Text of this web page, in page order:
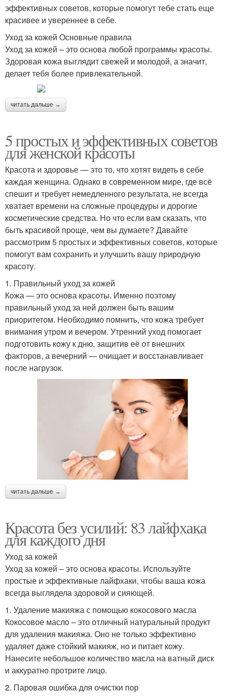
эффективных советов, которые помогут тебе стать еще
красивее и увереннее в себе.
Уход за кожей Основные правила
Уход за кожей – это основа любой программы красоты.
Здоровая кожа выглядит свежей и молодой, а значит,
делает тебя более привлекательной.
читать дальше →
5 простых и эффективных советов
для женской красоты
Красота и здоровье — это то, что хотят видеть в себе
каждая женщина. Однако в современном мире, где всё
спешит и требует немедленного результата, не всегда
хватает времени на сложные процедуры и дорогие
косметические средства. Но что если вам сказать, что
быть красивой проще, чем вы думаете? Давайте
рассмотрим 5 простых и эффективных советов, которые
помогут вам сохранить и улучшить вашу природную
красоту.
1. Правильный уход за кожей
Кожа — это основа красоты. Именно поэтому
правильный уход за ней должен быть вашим
приоритетом. Необходимо помнить, что кожа требует
внимания утром и вечером. Утренний уход помогает
подготовить кожу к дню, защитив её от внешних
факторов, а вечерний — очищает и восстанавливает
после нагрузок.
читать дальше →
Красота без усилий: 83 лайфхака
для каждого дня
Уход за кожей
Уход за кожей – это основа красоты. Используйте
простые и эффективные лайфхаки, чтобы ваша кожа
всегда выглядела здоровой и сияющей.
1. Удаление макияжа с помощью кокосового масла
Кокосовое масло – это отличный натуральный продукт
для удаления макияжа. Оно не только эффективно
удаляет даже стойкий макияж, но и питает кожу.
Нанесите небольшое количество масла на ватный диск
и аккуратно протрите лицо.
2. Паровая ошибка для очистки пор